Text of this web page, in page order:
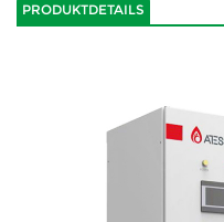
PRODUKTDETAILS